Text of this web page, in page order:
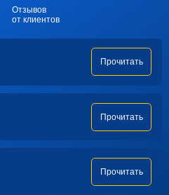
Отзывов
от клиентов
Прочитать
Прочитать
Прочитать